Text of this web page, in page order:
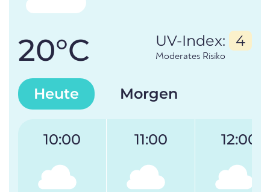
20°C UV-Index: 4
Moderates Risiko
Heute Morgen
10:00 11:00 12:00